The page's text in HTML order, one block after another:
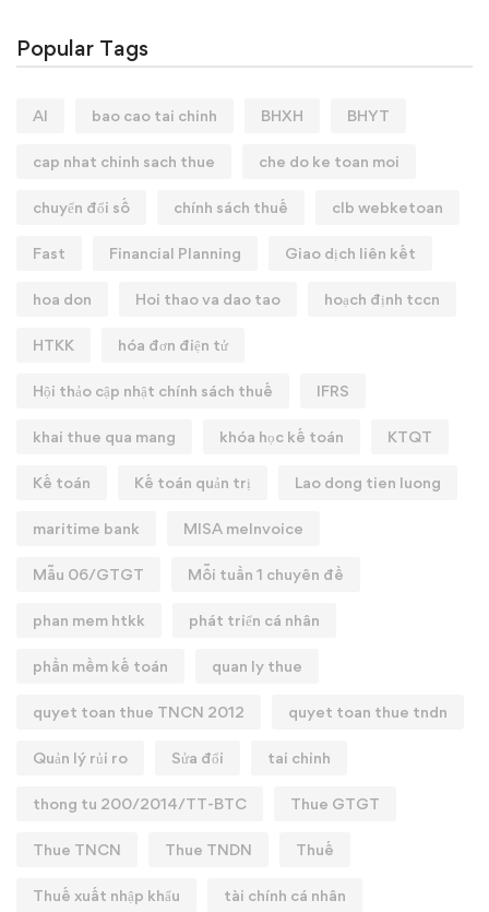
Popular Tags
AI bao cao tai chinh BHXH BHYT
cap nhat chinh sach thue che do ke toan moi
chuyển đổi số chính sách thuế clb webketoan
Fast Financial Planning Giao dịch liên kết
hoa don Hoi thao va dao tao hoạch định tccn
HTKK hóa đơn điện tử
Hội thảo cập nhật chính sách thuế IFRS
khai thue qua mang khóa học kế toán KTQT
Kế toán Kế toán quản trị Lao dong tien luong
maritime bank MISA meInvoice
Mẫu 06/GTGT Mỗi tuần 1 chuyên đề
phan mem htkk phát triển cá nhân
phần mềm kế toán quan ly thue
quyet toan thue TNCN 2012 quyet toan thue tndn
Quản lý rủi ro Sửa đổi tai chinh
thong tu 200/2014/TT-BTC Thue GTGT
Thue TNCN Thue TNDN Thuế
Thuế xuất nhập khẩu tài chính cá nhân